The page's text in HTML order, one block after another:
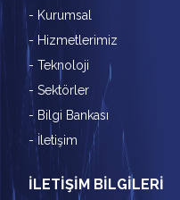
- Kurumsal
- Hizmetlerimiz
- Teknoloji
- Sektörler
- Bilgi Bankası
- İletişim
İLETİŞİM BİLGİLERİ